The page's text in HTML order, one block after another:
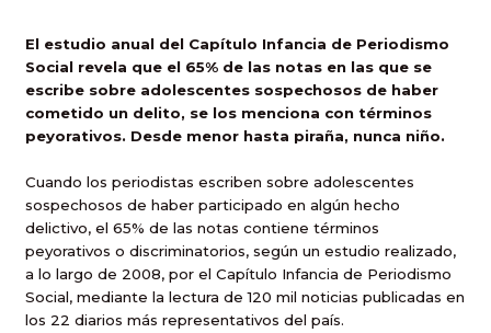
El estudio anual del Capítulo Infancia de Periodismo
Social revela que el 65% de las notas en las que se
escribe sobre adolescentes sospechosos de haber
cometido un delito, se los menciona con términos
peyorativos. Desde menor hasta piraña, nunca niño.
Cuando los periodistas escriben sobre adolescentes
sospechosos de haber participado en algún hecho
delictivo, el 65% de las notas contiene términos
peyorativos o discriminatorios, según un estudio realizado,
a lo largo de 2008, por el Capítulo Infancia de Periodismo
Social, mediante la lectura de 120 mil noticias publicadas en
los 22 diarios más representativos del país.